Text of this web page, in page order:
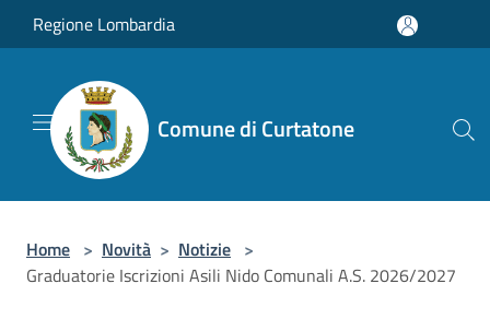
Salta al contenuto principale
Regione Lombardia
Comune di Curtatone
Home > Novità > Notizie >
Graduatorie Iscrizioni Asili Nido Comunali A.S. 2026/2027